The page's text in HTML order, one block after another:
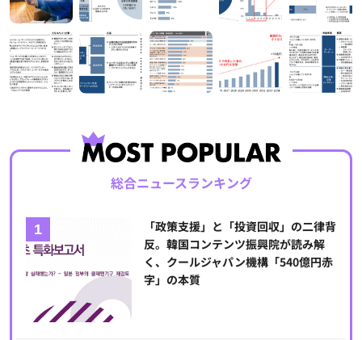
総合ニュースランキング
「政策支援」と「投資回収」の二律背
反。韓国コンテンツ振興院が読み解
く、クールジャパン機構「540億円赤
字」の本質